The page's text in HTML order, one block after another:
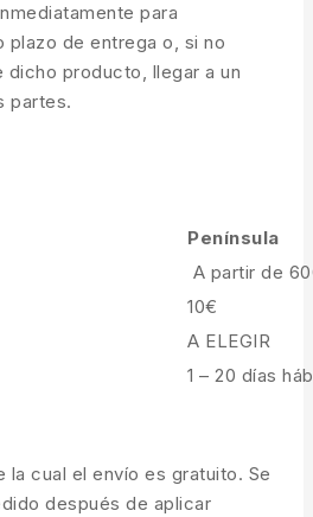
para
plazo de entrega o, si no
producto, llegar a un
partes.
Península
A partir de
10€
A ELEGIR
1 – 20 días
la cual el envío es gratuito. Se
después de aplicar